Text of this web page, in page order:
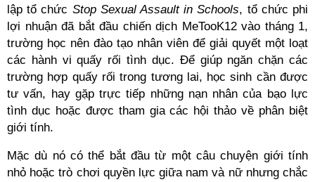
lập tổ chức Stop Sexual Assault in Schools, tổ chức phi
lợi nhuận đã bắt đầu chiến dịch MeTooK12 vào tháng 1,
trường học nên đào tạo nhân viên để giải quyết một loạt
các hành vi quấy rối tình dục. Để giúp ngăn chặn các
trường hợp quấy rối trong tương lai, học sinh cần được
tư vấn, hay gặp trực tiếp những nạn nhân của bạo lực
tình dục hoặc được tham gia các hội thảo về phân biệt
giới tính.
Mặc dù nó có thể bắt đầu từ một câu chuyện giới tính
nhỏ hoặc trò chơi quyền lực giữa nam và nữ nhưng chắc